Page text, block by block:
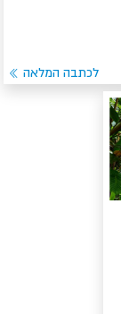
לכתבה המלאה